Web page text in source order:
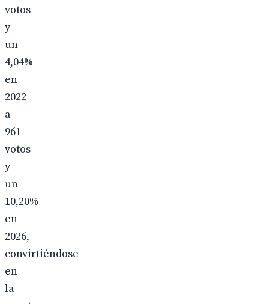
votos
y
un
4,04%
en
2022
a
961
votos
y
un
10,20%
en
2026,
convirtiéndose
en
la